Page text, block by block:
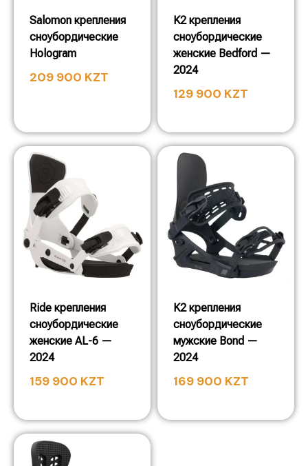
Salomon крепления
сноубордические
Hologram
209 900 KZT
K2 крепления
сноубордические
женские Bedford —
2024
129 900 KZT
Ride крепления
сноубордические
женские AL-6 —
2024
159 900 KZT
K2 крепления
сноубордические
мужские Bond —
2024
169 900 KZT